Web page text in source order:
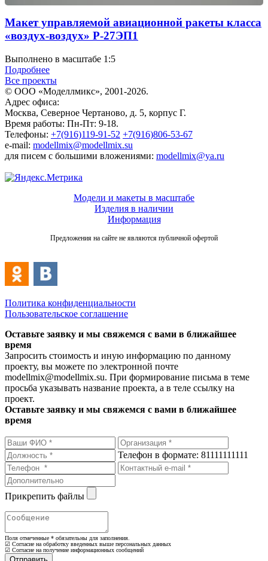
Макет управляемой авиационной ракеты класса
«воздух-воздух» Р-27ЭП1
Выполнено в масштабе 1:5
Подробнее
Все проекты
© ООО «Моделлмикс», 2001-2026.
Адрес офиса:
Москва, Северное Чертаново, д. 5, корпус Г.
Время работы: Пн-Пт: 9-18.
Телефоны: +7(916)119-91-52 +7(916)806-53-67
e-mail: modellmix@modellmix.su
для писем с большими вложениями: modellmix@ya.ru
Модели и макеты в масштабе
Изделия в наличии
Информация
Предложения на сайте не являются публичной офертой
Политика конфиденциальности
Пользовательское соглашение
Оставьте заявку и мы свяжемся с вами в ближайшее
время
Запросить стоимость и иную информацию по данному
проекту, вы можете по электронной почте
modellmix@modellmix.su. При формирование письма в теме
просьба указывать название проекта, а в теле ссылку на
проект.
Оставьте заявку и мы свяжемся с вами в ближайшее
время
Телефон в формате: 81111111111
Прикрепить файлы
Поля отмеченные * обязательны для заполнения.
☑ Согласие на обработку введенных выше персональных данных
☑ Согласие на получение информационных сообщений